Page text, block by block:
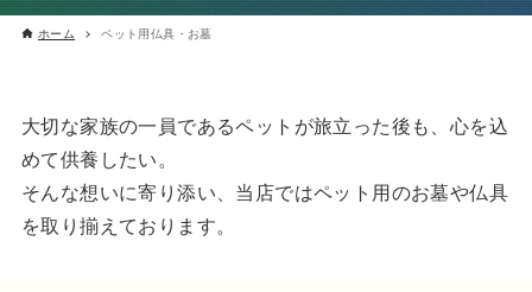
ホーム ペット用仏具・お墓
大切な家族の一員であるペットが旅立った後も、心を込
めて供養したい。
そんな想いに寄り添い、当店ではペット用のお墓や仏具
を取り揃えております。